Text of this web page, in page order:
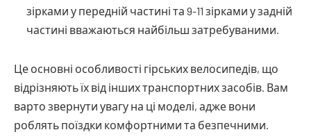
зірками у передній частині та 9-11 зірками у задній
частині вважаються найбільш затребуваними.
Це основні особливості гірських велосипедів, що
відрізняють їх від інших транспортних засобів. Вам
варто звернути увагу на ці моделі, адже вони
роблять поїздки комфортними та безпечними.